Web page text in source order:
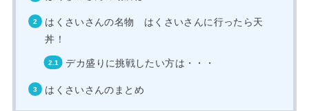
はくさいさんの名物 はくさいさんに行ったら天
丼！
デカ盛りに挑戦したい方は・・・
はくさいさんのまとめ